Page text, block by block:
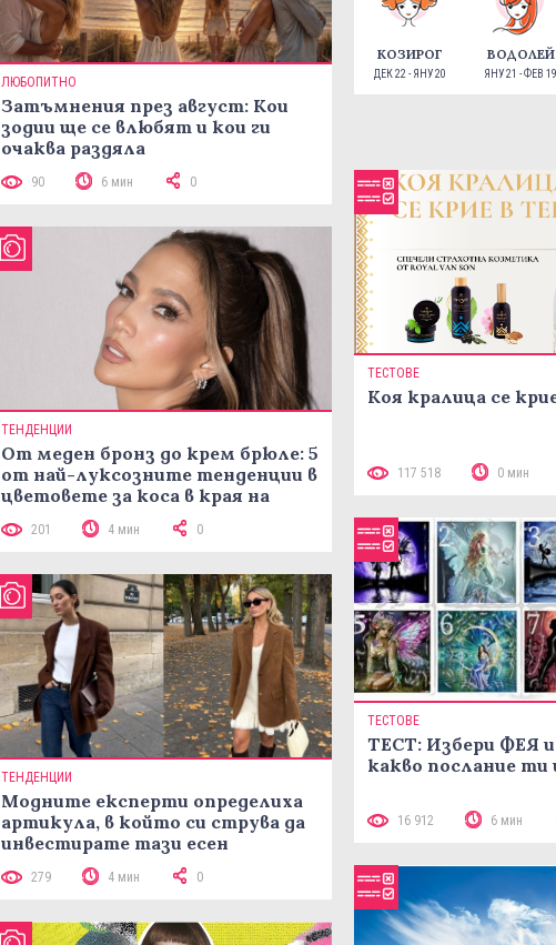
ЛЮБОПИТНО
Затъмнения през август: Кои
зодии ще се влюбят и кои ги
очаква раздяла
90 6 мин 0
ТЕНДЕНЦИИ
От меден бронз до крем брюле: 5
от най-луксозните тенденции в
цветовете за коса в края на
201 4 мин 0
ТЕНДЕНЦИИ
Модните експерти определиха
артикула, в който си струва да
инвестирате тази есен
279 4 мин 0
КОЗИРОГ
ДЕК 22 - ЯНУ 20
ВОДОЛЕЙ
ЯНУ 21 - ФЕВ 19
ТЕСТОВЕ
Коя кралица се
117 518 0 мин
ТЕСТОВЕ
ТЕСТ: Избери ФЕЯ
какво послание
16 912 6 мин